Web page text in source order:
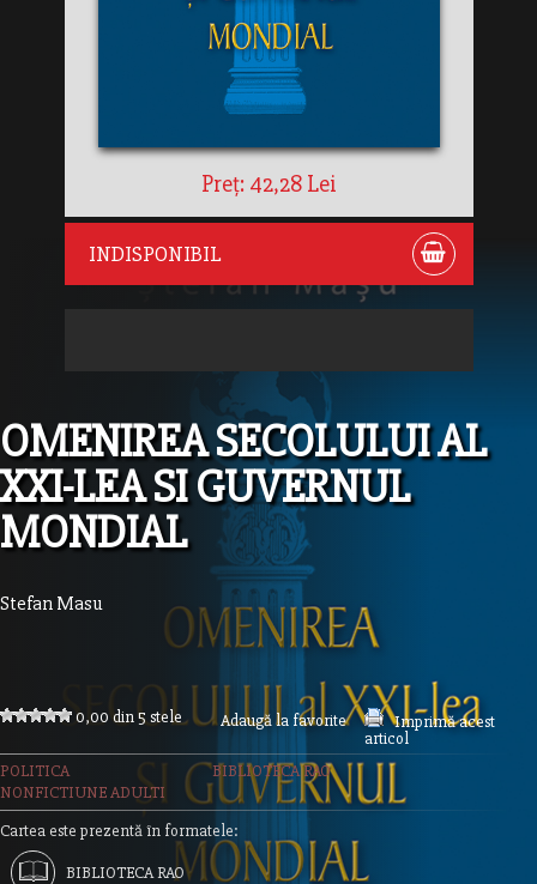
Preț: 42,28 Lei
INDISPONIBIL
OMENIREA SECOLULUI AL
XXI-LEA SI GUVERNUL
MONDIAL
Stefan Masu
0,00 din 5 stele Adaugă la favorite
Imprimă acest
articol
POLITICA
BIBLIOTECA RAO
NONFICTIUNE ADULTI
Cartea este prezentă în formatele:
BIBLIOTECA RAO